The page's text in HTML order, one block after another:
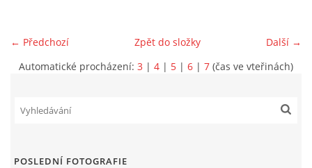
STARŠÍ PŘÍPRAVKA R 2012 + 2013
← Předchozí Další →
Zpět do složky
Automatické procházení: 3 | 4 | 5 | 6 | 7 (čas ve vteřinách)
POSLEDNÍ FOTOGRAFIE